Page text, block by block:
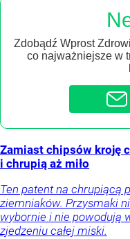
Zdobądź Wprost
co najważniejsze w
Zamiast chipsów kroję
i chrupią aż miło
Ten patent na chrupiącą
ziemniaków. Przysmaki
wybornie i nie powodują
zjedzeniu całej miski.